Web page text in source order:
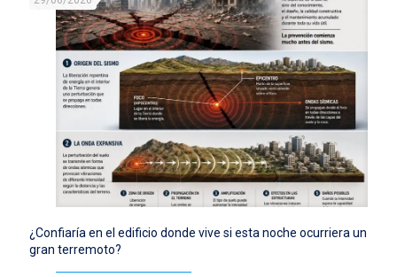
¿Confiaría en el edificio donde vive si esta noche ocurriera un
gran terremoto?